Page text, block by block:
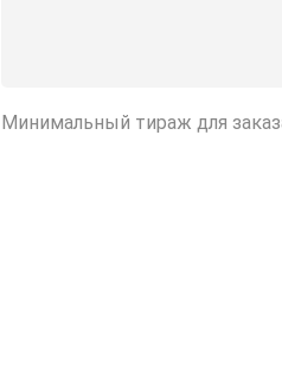
Минимальный тираж для